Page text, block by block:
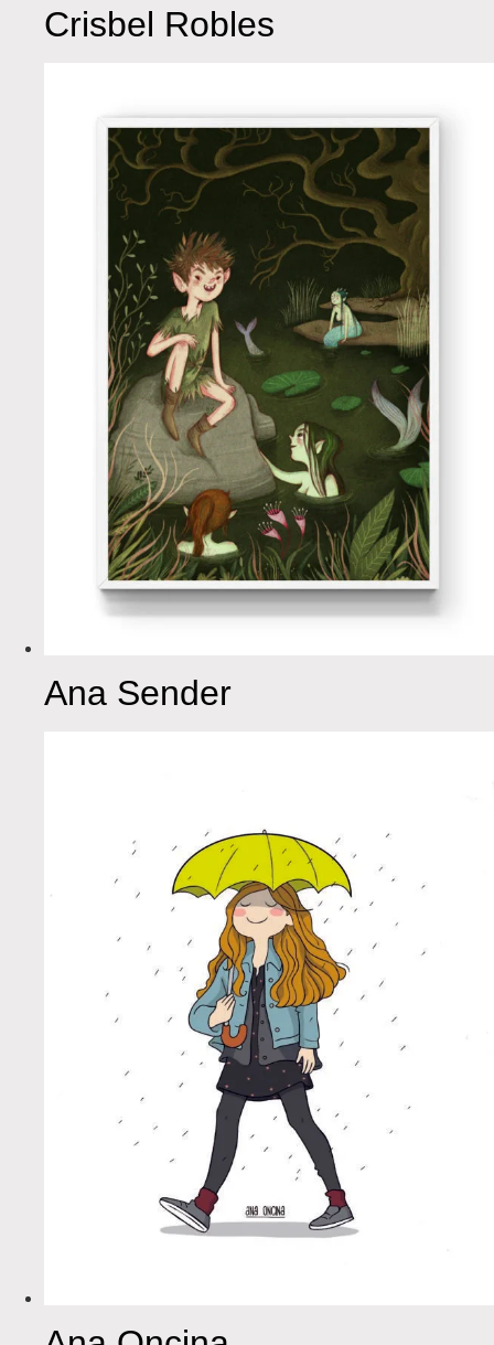
Crisbel Robles
Ana Sender